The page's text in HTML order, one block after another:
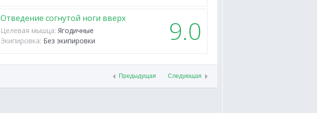
Отведение согнутой ноги вверх
Целевая мышца: Ягодичные
Экипировка: Без экипировки 9.0
Предыдущая Следующая